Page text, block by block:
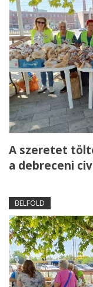
A szeretet
a debreceni
BELFÖLD